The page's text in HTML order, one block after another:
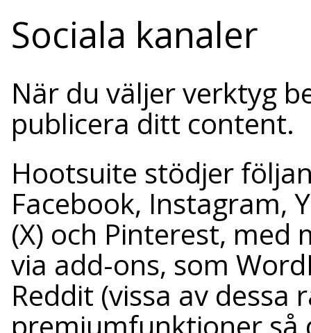
Sociala kanaler
När du väljer verktyg
publicera ditt content.
Hootsuite stödjer
Facebook, Instagram,
(X) och Pinterest,
via add-ons, som
Reddit (vissa av dessa